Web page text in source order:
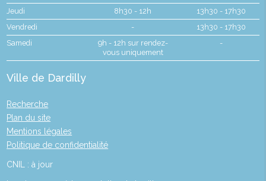
Jeudi
8h30 - 12h
13h30 - 17h30
Vendredi
-
13h30 - 17h30
Samedi
9h - 12h sur rendez-
vous uniquement
-
Ville de Dardilly
Recherche
Plan du site
Mentions légales
Politique de confidentialité
CNIL : à jour